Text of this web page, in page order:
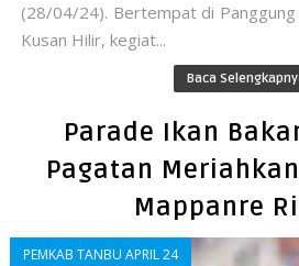
(28/04/24). Bertempat di
Kusan Hilir, kegiat...
Baca
Parade Ikan
Pagatan
Mappanre
PEMKAB TANBU APRIL 24